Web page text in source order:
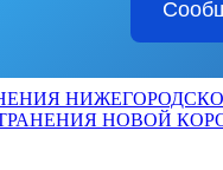
НОВОЙ